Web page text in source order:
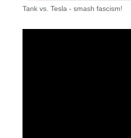
Tank vs. Tesla - smash fascism!